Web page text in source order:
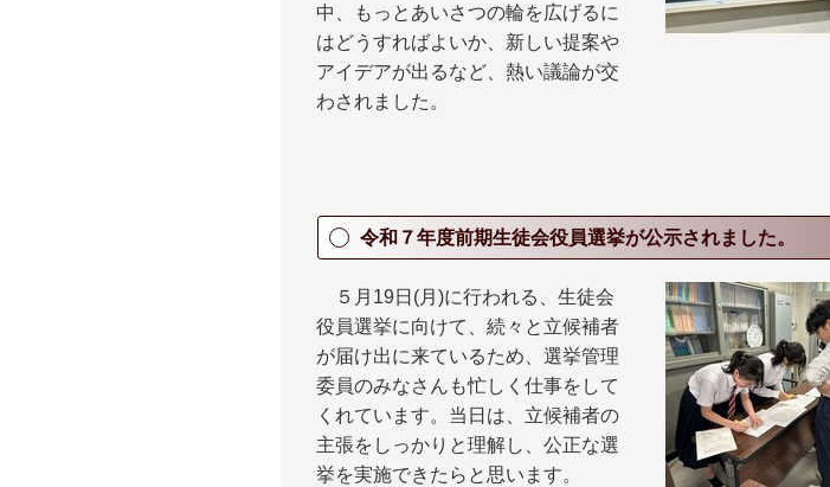
中、もっとあいさつの輪を広げるに
はどうすればよいか、新しい提案や
アイデアが出るなど、熱い議論が交
わされました。
令和７年度前期生徒会役員選挙が公示されました。
５月19日(月)に行われる、生徒会
役員選挙に向けて、続々と立候補者
が届け出に来ているため、選挙管理
委員のみなさんも忙しく仕事をして
くれています。当日は、立候補者の
主張をしっかりと理解し、公正な選
挙を実施できたらと思います。